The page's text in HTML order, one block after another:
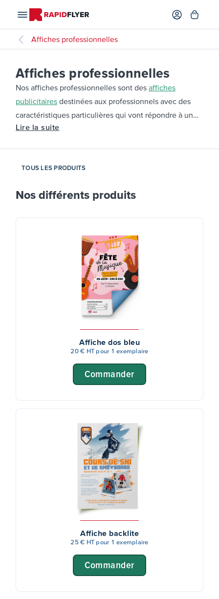
Affiches professionnelles
Affiches professionnelles
Nos affiches professionnelles sont des affiches
publicitaires destinées aux professionnels avec des
caractéristiques particulières qui vont répondre à un
besoin précis selon l’emplacement de destination ou
l’impression d’affiches backlite
l’impression d’affiches dos bleuconçues pour résister
attirer le regard même de loin avec des couleurs vives,
affiches autocollantes
supports sur n’importe quelle surface lisse, et enfin
affiches plastifiées pour prolonger la
durabilité de vos supports publicitaires d’entreprise.
Lire la suite
TOUS LES PRODUITS
Nos différents produits
Affiche dos bleu
20 € HT pour 1 exemplaire
Commander
Affiche backlite
25 € HT pour 1 exemplaire
Commander